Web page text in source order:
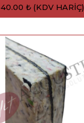
₺ (KDV HARIÇ)